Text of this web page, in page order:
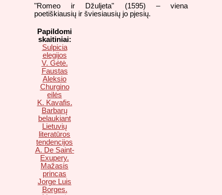
"Romeo ir Džuljeta" (1595) – viena
poetiškiausių ir šviesiausių jo pjesių.
Papildomi
skaitiniai:
Sulpicia
elegijos
V. Gėtė.
Faustas
Aleksio
Churgino
eilės
K. Kavafis.
Barbarų
belaukiant
Lietuvių
literatūros
tendencijos
A. De Saint-
Exupery.
Mažasis
princas
Jorge Luis
Borges.